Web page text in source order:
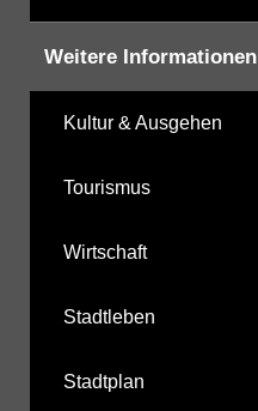
Weitere Informationen
Kultur & Ausgehen
Tourismus
Wirtschaft
Stadtleben
Stadtplan